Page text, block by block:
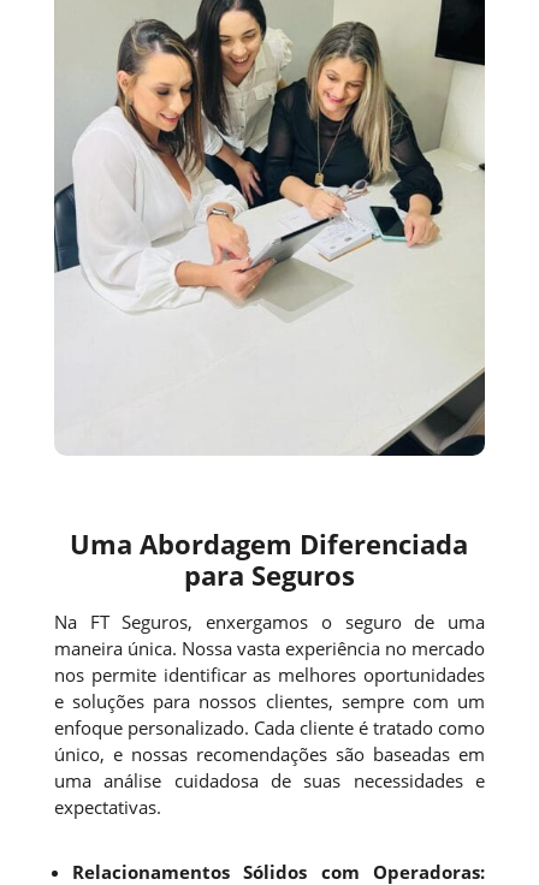
Uma Abordagem Diferenciada
para Seguros
Na FT Seguros, enxergamos o seguro de uma
maneira única. Nossa vasta experiência no mercado
nos permite identificar as melhores oportunidades
e soluções para nossos clientes, sempre com um
enfoque personalizado. Cada cliente é tratado como
único, e nossas recomendações são baseadas em
uma análise cuidadosa de suas necessidades e
expectativas.
Relacionamentos Sólidos com Operadoras: